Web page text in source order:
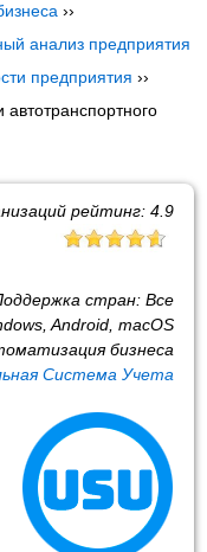
››
анализ предприятия
предприятия ››
рейтинг: 4.9
стран: Все
Android, macOS
бизнеса
Система Учета